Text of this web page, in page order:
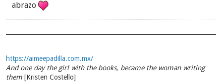
abrazo
https://aimeepadilla.com.mx/
And one day the girl with the books, became the woman writing
them[Kristen Costello]